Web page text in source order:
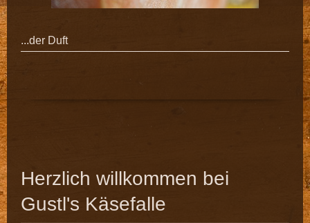
...der Duft
Herzlich willkommen bei
Gustl's Käsefalle